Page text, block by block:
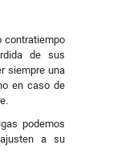
contratiempo
de sus
siempre una
en caso de
podemos
a su